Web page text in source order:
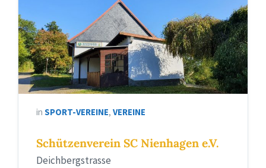
Nienhagen
in SPORT-VEREINE, VEREINE
Schützenverein SC Nienhagen e.V.
Deichbergstrasse